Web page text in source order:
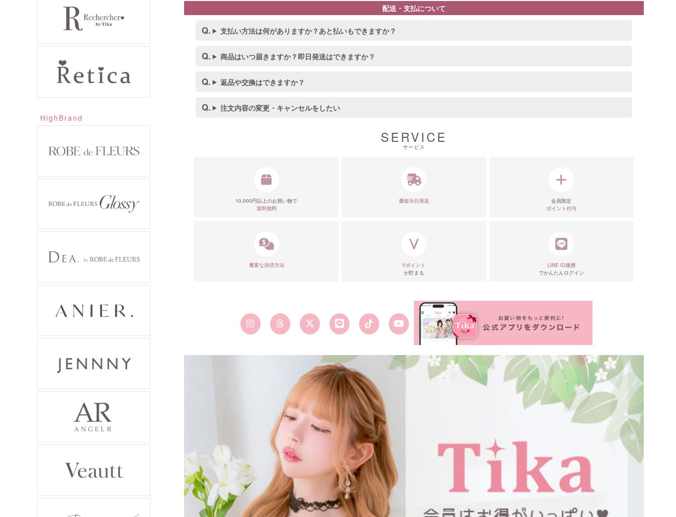
HighBrand
配送・支払について
支払い方法は何がありますか？あと払いもできますか？
商品はいつ届きますか？即日発送はできますか？
返品や交換はできますか？
注文内容の変更・キャンセルをしたい
SERVICE
サービス
10,000円以上のお買い物で
送料無料
最短当日発送
会員限定
ポイント付与
豊富な決済方法
Vポイント
が貯まる
LINE ID連携
でかんたんログイン